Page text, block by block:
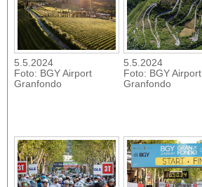
5.5.2024
Foto: BGY Airport
Granfondo
5.5.2024
Foto: BGY Airport
Granfondo